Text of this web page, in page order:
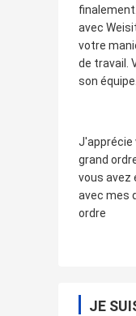
avec
votre
de travail.
son équipe.
J'apprécie
grand
vous avez
avec mes
ordre
JE